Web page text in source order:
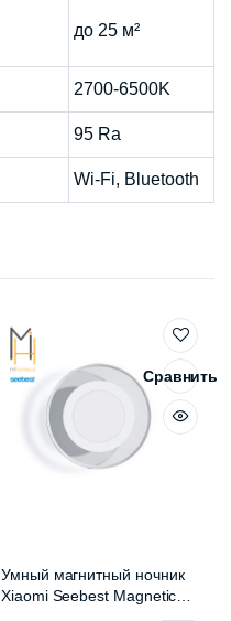
до 25 м²
2700-6500K
95 Ra
Wi-Fi, Bluetooth
Сравнить
Умный магнитный ночник
Xiaomi Seebest Magnetic